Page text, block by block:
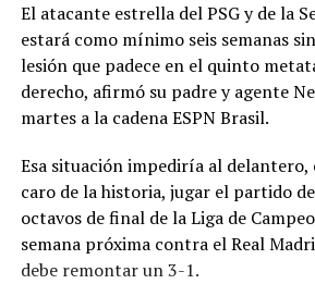
El atacante estrella del PSG y de la
estará como mínimo seis semanas
lesión que padece en el quinto
derecho, afirmó su padre y agente
martes a la cadena ESPN Brasil.
Esa situación impediría al
caro de la historia, jugar el partido
octavos de final de la Liga de
semana próxima contra el Real
debe remontar un 3-1.